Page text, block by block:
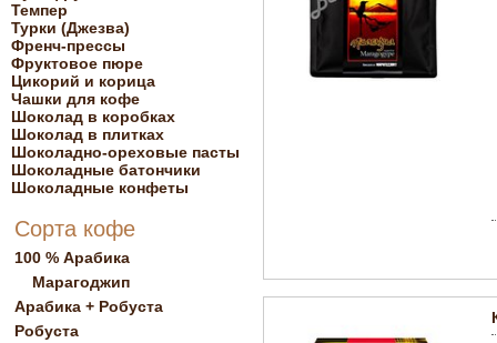
Темпер
Турки (Джезва)
Френч-прессы
Фруктовое пюре
Цикорий и корица
Чашки для кофе
Шоколад в коробках
Шоколад в плитках
Шоколадно-ореховые пасты
Шоколадные батончики
Шоколадные конфеты
Сорта кофе
100 % Арабика
Марагоджип
Арабика + Робуста
Робуста